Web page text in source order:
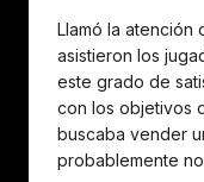
Llamó la
asistieron los
este grado de
con los objetivos
buscaba vender
probablemente